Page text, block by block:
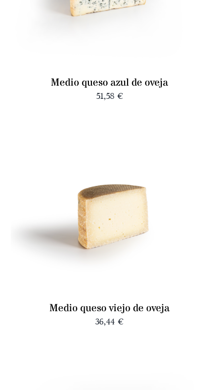
Medio queso azul de oveja
51,58 €
Medio queso viejo de oveja
36,44 €